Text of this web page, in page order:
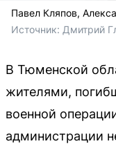
Павел Кляпов,
Источник: Дмитрий
В Тюменской
жителями,
военной
администрации